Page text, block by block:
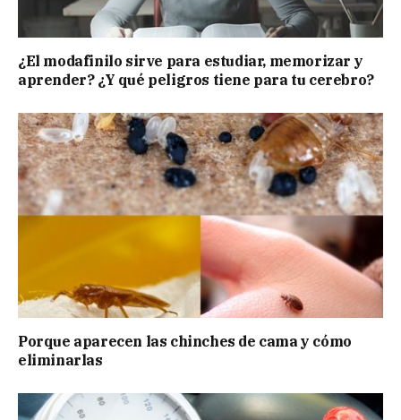
¿El modafinilo sirve para estudiar, memorizar y
aprender? ¿Y qué peligros tiene para tu cerebro?
Porque aparecen las chinches de cama y cómo
eliminarlas